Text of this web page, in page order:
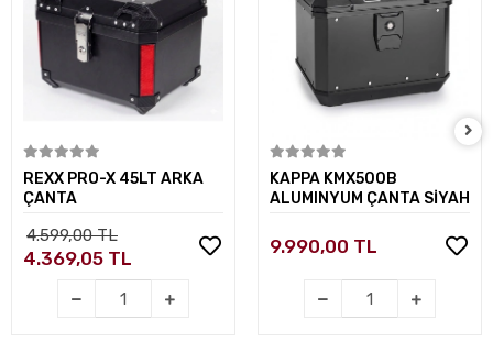
Sepete Ekle
REXX PRO-X 45LT ARKA
ÇANTA
4.599,00 TL
4.369,05 TL
Sepete Ekle
KAPPA KMX500B
ALUMINYUM ÇANTA SİYAH
9.990,00 TL